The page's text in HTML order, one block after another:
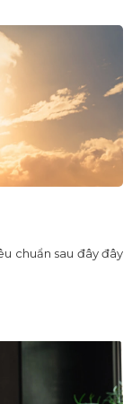
chuẩn sau đây đây